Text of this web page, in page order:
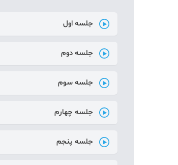
جلسه اول
جلسه دوم
جلسه سوم
جلسه چهارم
جلسه پنجم